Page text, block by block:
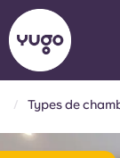
Types de